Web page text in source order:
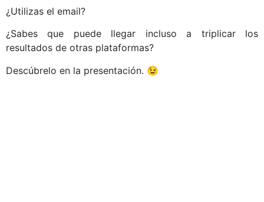
¿Utilizas el email?
¿Sabes que puede llegar incluso a triplicar los
resultados de otras plataformas?
Descúbrelo en la presentación. 😉